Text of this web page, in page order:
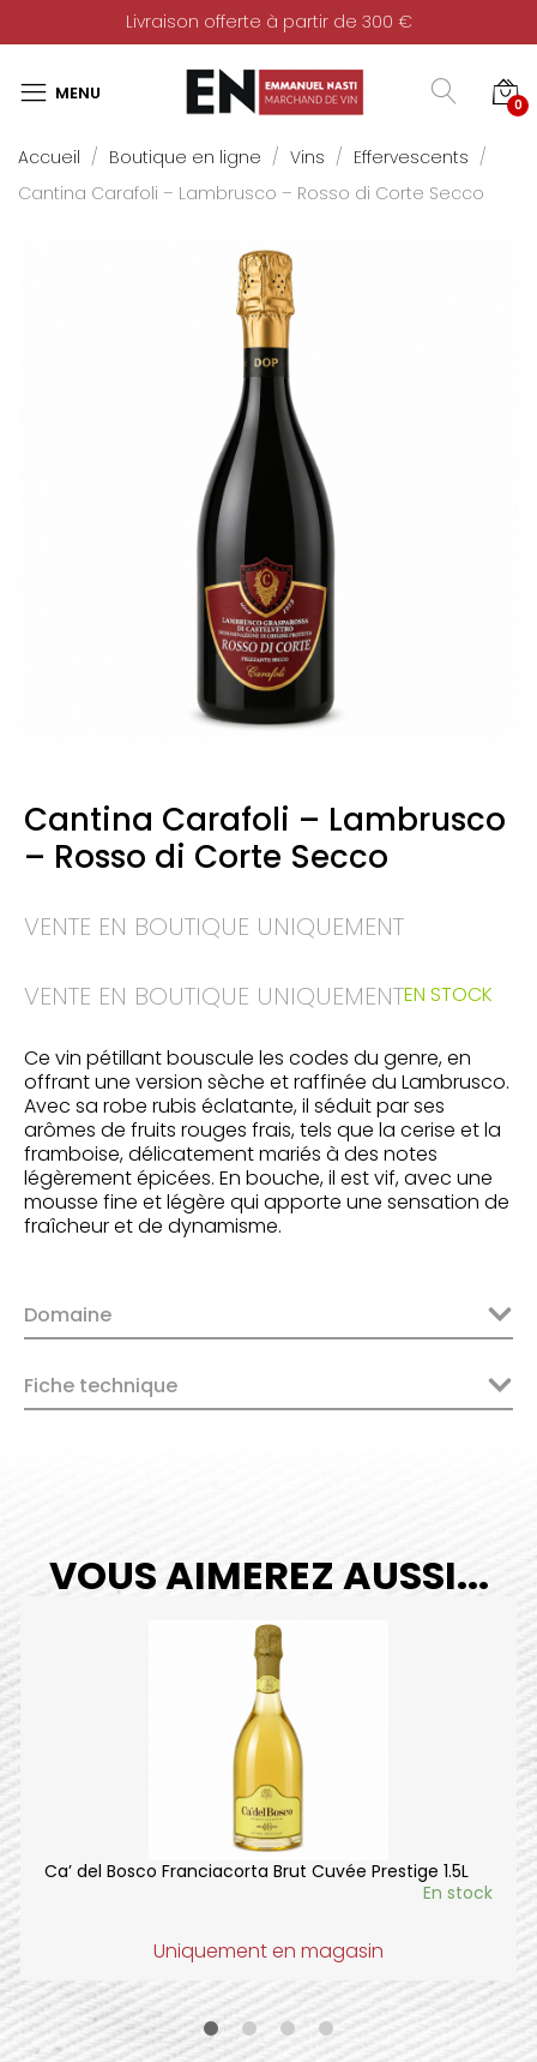
Livraison offerte à partir de 300 €
0
Accueil Boutique en ligne Vins
Effervescents
Cantina Carafoli – Lambrusco – Rosso di Corte Secco
Cantina Carafoli – Lambrusco
– Rosso di Corte Secco
VENTE EN BOUTIQUE UNIQUEMENT
VENTE EN BOUTIQUE UNIQUEMENTEN STOCK
Ce vin pétillant bouscule les codes du genre, en
offrant une version sèche et raffinée du Lambrusco.
Avec sa robe rubis éclatante, il séduit par ses
arômes de fruits rouges frais, tels que la cerise et la
framboise, délicatement mariés à des notes
légèrement épicées. En bouche, il est vif, avec une
mousse fine et légère qui apporte une sensation de
fraîcheur et de dynamisme.
Domaine
Fiche technique
VOUS AIMEREZ AUSSI...
Ca’ del Bosco Franciacorta Brut Cuvée Prestige 1.5L
En stock
Uniquement en magasin